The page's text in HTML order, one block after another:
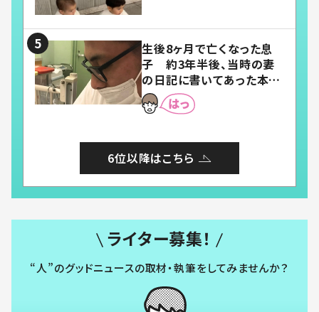
生後8ヶ月で亡くなった息
子 約3年半後、当時の妻
の日記に書いてあった本音
とは
6位以降はこちら
ライター募集！
“人”のグッドニュースの取材・執筆をしてみませんか？